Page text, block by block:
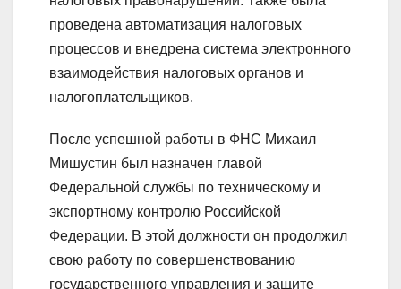
проведена автоматизация налоговых
процессов и внедрена система электронного
взаимодействия налоговых органов и
налогоплательщиков.
После успешной работы в ФНС Михаил
Мишустин был назначен главой
Федеральной службы по техническому и
экспортному контролю Российской
Федерации. В этой должности он продолжил
свою работу по совершенствованию
государственного управления и защите